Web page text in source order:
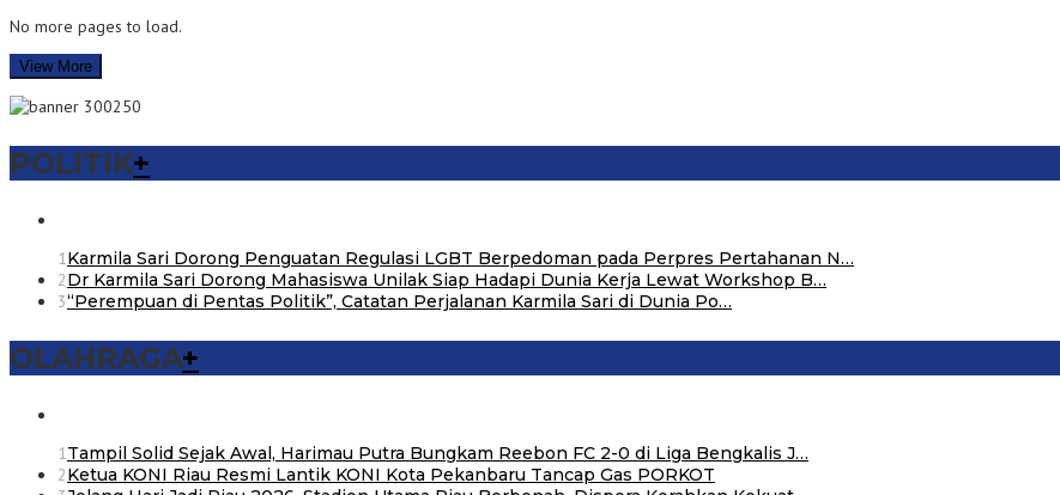
No more pages to load.
View More
POLITIK+
1Karmila Sari Dorong Penguatan Regulasi LGBT Berpedoman pada Perpres Pertahanan N…
2Dr Karmila Sari Dorong Mahasiswa Unilak Siap Hadapi Dunia Kerja Lewat Workshop B…
3“Perempuan di Pentas Politik”, Catatan Perjalanan Karmila Sari di Dunia Po…
OLAHRAGA+
1Tampil Solid Sejak Awal, Harimau Putra Bungkam Reebon FC 2-0 di Liga Bengkalis J…
2Ketua KONI Riau Resmi Lantik KONI Kota Pekanbaru Tancap Gas PORKOT